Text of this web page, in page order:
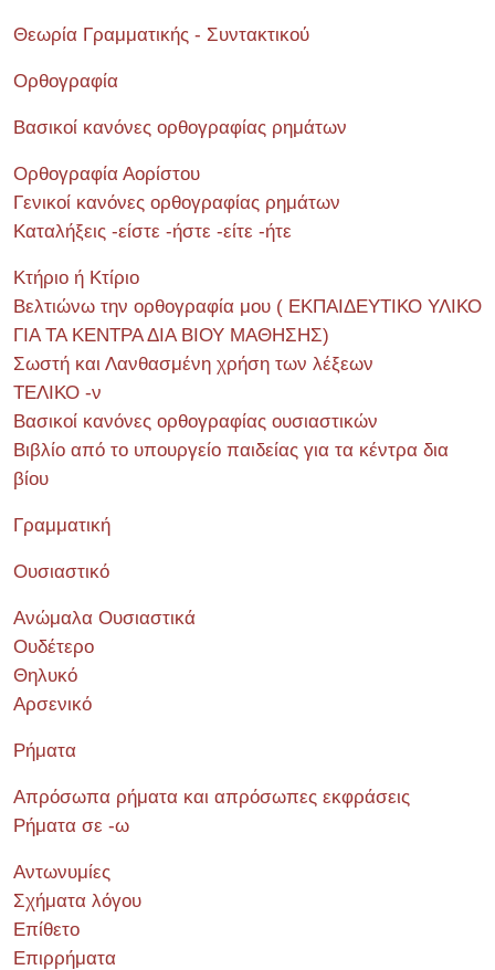
Θεωρία Γραμματικής - Συντακτικού
Ορθογραφία
Βασικοί κανόνες ορθογραφίας ρημάτων
Ορθογραφία Αορίστου
Γενικοί κανόνες ορθογραφίας ρημάτων
Καταλήξεις -είστε -ήστε -είτε -ήτε
Κτήριο ή Κτίριο
Βελτιώνω την ορθογραφία μου ( ΕΚΠΑΙΔΕΥΤΙΚΟ ΥΛΙΚΟ
ΓΙΑ ΤΑ ΚΕΝΤΡΑ ΔΙΑ ΒΙΟΥ ΜΑΘΗΣΗΣ)
Σωστή και Λανθασμένη χρήση των λέξεων
ΤΕΛΙΚΟ -ν
Βασικοί κανόνες ορθογραφίας ουσιαστικών
Βιβλίο από το υπουργείο παιδείας για τα κέντρα δια
βίου
Γραμματική
Ουσιαστικό
Ανώμαλα Ουσιαστικά
Ουδέτερο
Θηλυκό
Αρσενικό
Ρήματα
Απρόσωπα ρήματα και απρόσωπες εκφράσεις
Ρήματα σε -ω
Αντωνυμίες
Σχήματα λόγου
Επίθετο
Επιρρήματα